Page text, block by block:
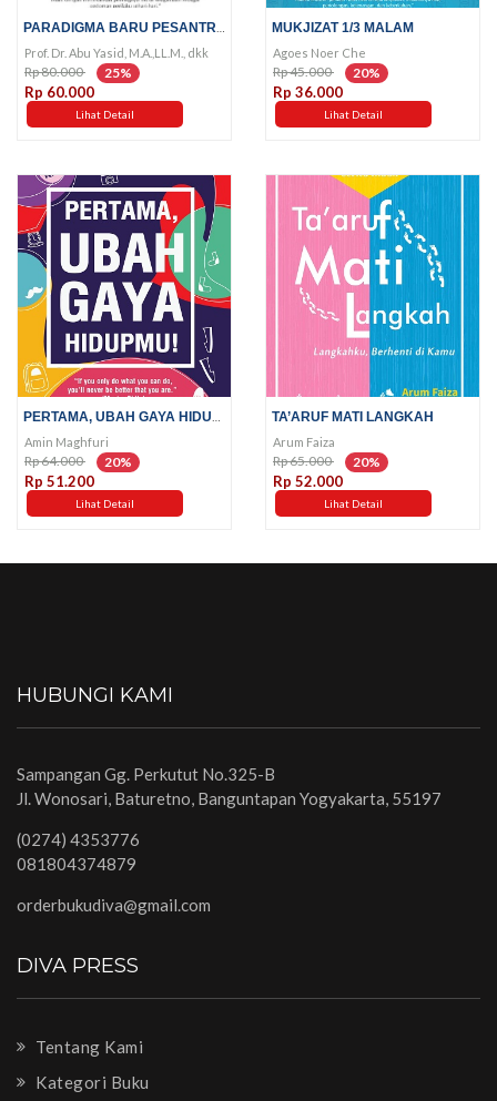
Prof. Dr. Abu Yasid, M.A.,LL.M., dkk
Rp 80.000 25%
Rp 60.000
Lihat Detail
MUKJIZAT 1/3 MALAM
Agoes Noer Che
Rp 45.000 20%
Rp 36.000
Lihat Detail
Amin Maghfuri
Rp 64.000 20%
Rp 51.200
Lihat Detail
TA’ARUF MATI LANGKAH
Arum Faiza
Rp 65.000 20%
Rp 52.000
Lihat Detail
HUBUNGI KAMI
Sampangan Gg. Perkutut No.325-B
Jl. Wonosari, Baturetno, Banguntapan Yogyakarta, 55197
(0274) 4353776
081804374879
orderbukudiva@gmail.com
DIVA PRESS
Tentang Kami
Kategori Buku